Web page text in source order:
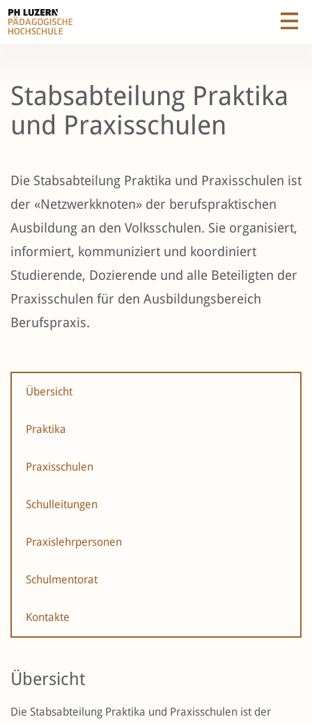
Stabsabteilung Praktika
und Praxisschulen
Die Stabsabteilung Praktika und Praxisschulen ist
der «Netzwerkknoten» der berufspraktischen
Ausbildung an den Volksschulen. Sie organisiert,
informiert, kommuniziert und koordiniert
Studierende, Dozierende und alle Beteiligten der
Praxisschulen für den Ausbildungsbereich
Berufspraxis.
Übersicht
Praktika
Praxisschulen
Schulleitungen
Praxislehrpersonen
Schulmentorat
Kontakte
Übersicht
Die Stabsabteilung Praktika und Praxisschulen ist der